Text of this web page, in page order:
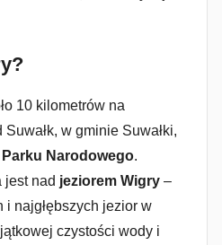
10 kilometrów na
w gminie Suwałki,
Narodowego.
jest nad jeziorem Wigry –
najgłębszych jezior w
czystości wody i